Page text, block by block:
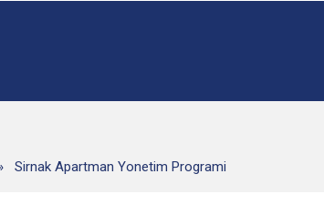
Sirnak Apartman Yonetim Programi